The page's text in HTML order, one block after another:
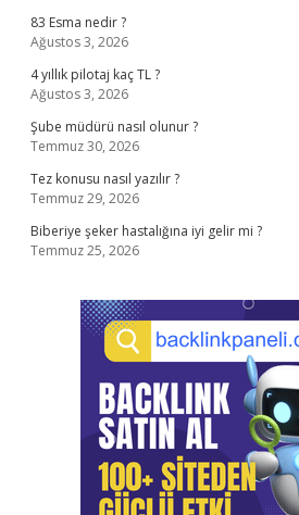
83 Esma nedir ?
Ağustos 3, 2026
4 yıllık pilotaj kaç TL ?
Ağustos 3, 2026
Şube müdürü nasıl olunur ?
Temmuz 30, 2026
Tez konusu nasıl yazılır ?
Temmuz 29, 2026
Biberiye şeker hastalığına iyi gelir mi ?
Temmuz 25, 2026